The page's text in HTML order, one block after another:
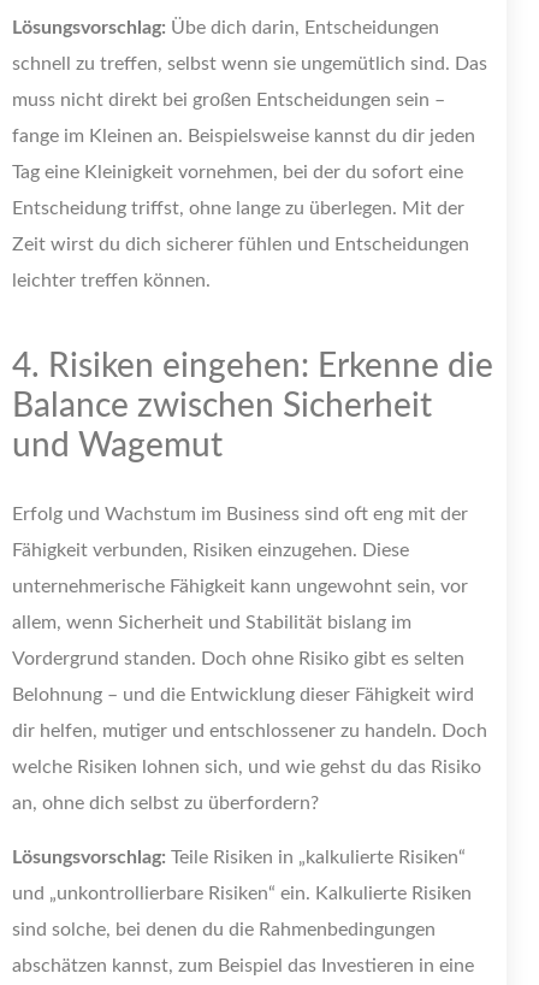
Lösungsvorschlag: Übe dich darin, Entscheidungen
schnell zu treffen, selbst wenn sie ungemütlich sind. Das
muss nicht direkt bei großen Entscheidungen sein –
fange im Kleinen an. Beispielsweise kannst du dir jeden
Tag eine Kleinigkeit vornehmen, bei der du sofort eine
Entscheidung triffst, ohne lange zu überlegen. Mit der
Zeit wirst du dich sicherer fühlen und Entscheidungen
leichter treffen können.
4. Risiken eingehen: Erkenne die
Balance zwischen Sicherheit
und Wagemut
Erfolg und Wachstum im Business sind oft eng mit der
Fähigkeit verbunden, Risiken einzugehen. Diese
unternehmerische Fähigkeit kann ungewohnt sein, vor
allem, wenn Sicherheit und Stabilität bislang im
Vordergrund standen. Doch ohne Risiko gibt es selten
Belohnung – und die Entwicklung dieser Fähigkeit wird
dir helfen, mutiger und entschlossener zu handeln. Doch
welche Risiken lohnen sich, und wie gehst du das Risiko
an, ohne dich selbst zu überfordern?
Lösungsvorschlag: Teile Risiken in „kalkulierte Risiken“
und „unkontrollierbare Risiken“ ein. Kalkulierte Risiken
sind solche, bei denen du die Rahmenbedingungen
abschätzen kannst, zum Beispiel das Investieren in eine